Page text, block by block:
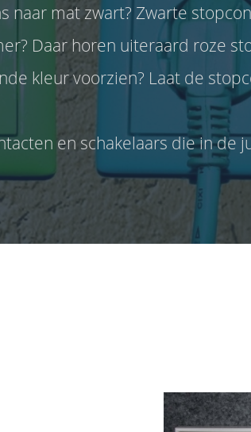
naar mat zwart? Zwarte
Daar horen uiteraard roze
kleur voorzien? Laat de
en schakelaars die in de